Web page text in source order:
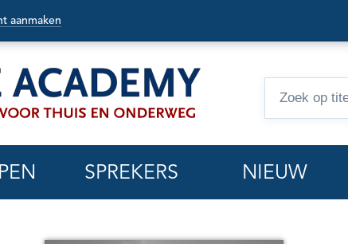
aanmaken
SPREKERS NIEUW